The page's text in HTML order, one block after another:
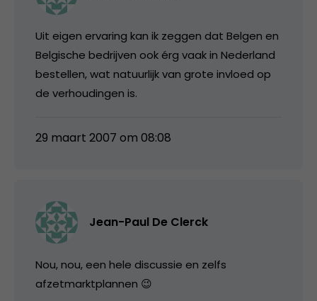
Uit eigen ervaring kan ik zeggen dat Belgen en
Belgische bedrijven ook érg vaak in Nederland
bestellen, wat natuurlijk van grote invloed op
de verhoudingen is.
29 maart 2007 om 08:08
Jean-Paul De Clerck
Nou, nou, een hele discussie en zelfs
afzetmarktplannen 😉